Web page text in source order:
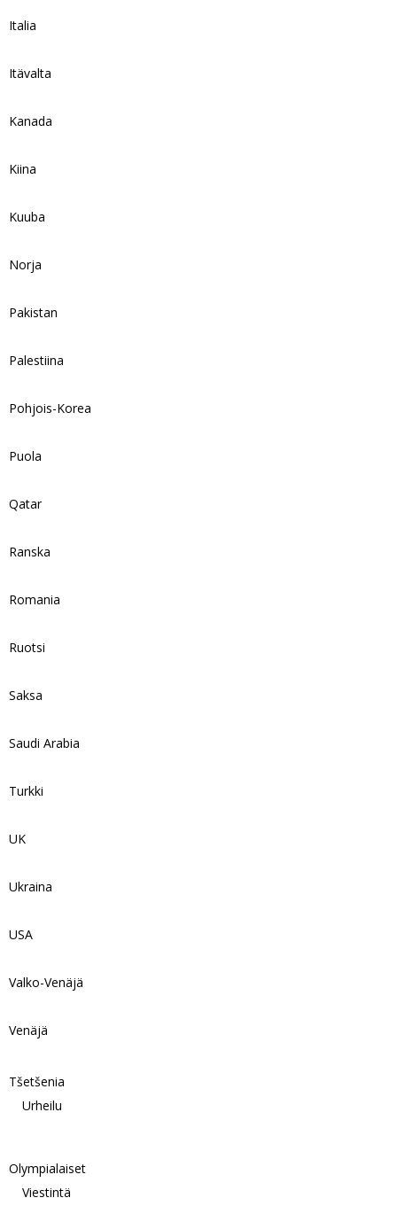
Italia
Itävalta
Kanada
Kiina
Kuuba
Norja
Pakistan
Palestiina
Pohjois-Korea
Puola
Qatar
Ranska
Romania
Ruotsi
Saksa
Saudi Arabia
Turkki
UK
Ukraina
USA
Valko-Venäjä
Venäjä
Tšetšenia
Urheilu
Olympialaiset
Viestintä